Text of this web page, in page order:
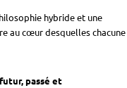
hybride et une
au cœur desquelles chacune
passé et